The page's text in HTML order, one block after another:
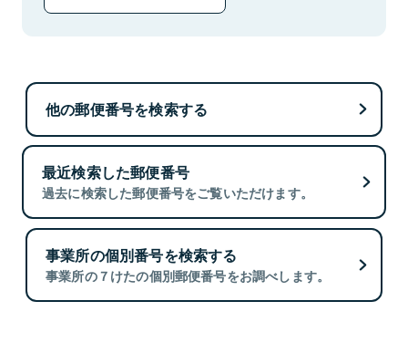
他の郵便番号を検索する
最近検索した郵便番号
過去に検索した郵便番号をご覧いただけます。
事業所の個別番号を検索する
事業所の７けたの個別郵便番号をお調べします。